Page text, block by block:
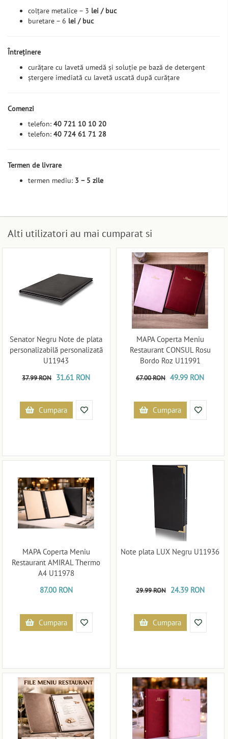
colțare metalice – 3 lei / buc
buretare – 6 lei / buc
Întreținere
curățare cu lavetă umedă și soluție pe bază de detergent
ștergere imediată cu lavetă uscată după curățare
Comenzi
telefon: 40 721 10 10 20
telefon: 40 724 61 71 28
Termen de livrare
termen mediu: 3 – 5 zile
Alti utilizatori au mai cumparat si
Senator Negru Note de plata
personalizabilă personalizată
U11943
37.99 RON 31.61 RON
Cumpara
MAPA Coperta Meniu
Restaurant CONSUL Rosu
Bordo Roz U11991
67.00 RON 49.99 RON
Cumpara
MAPA Coperta Meniu
Restaurant AMIRAL Thermo
A4 U11978
87.00 RON
Cumpara
Note plata LUX Negru U11936
29.99 RON 24.39 RON
Cumpara